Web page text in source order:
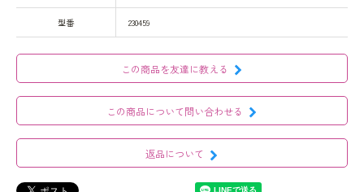
型番 230459
この商品を友達に教える
この商品について問い合わせる
返品について